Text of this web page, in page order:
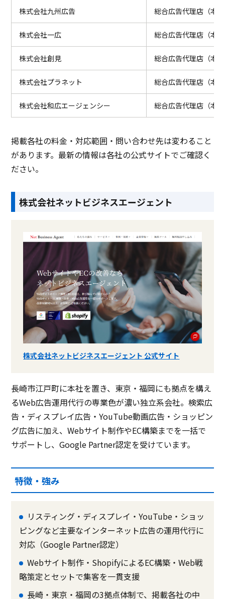
株式会社九州広告 総合広告代理店（本
株式会社一広 総合広告代理店（本
株式会社創見 総合広告代理店（本
株式会社プラネット 総合広告代理店（本
株式会社和広エージェンシー 総合広告代理店（本
掲載各社の料金・対応範囲・問い合わせ先は変わること
があります。最新の情報は各社の公式サイトでご確認く
ださい。
株式会社ネットビジネスエージェント
株式会社ネットビジネスエージェント 公式サイト
長崎市江戸町に本社を置き、東京・福岡にも拠点を構え
るWeb広告運用代行の専業色が濃い独立系会社。検索広
告・ディスプレイ広告・YouTube動画広告・ショッピン
グ広告に加え、Webサイト制作やEC構築までを一括で
サポートし、Google Partner認定を受けています。
特徴・強み
リスティング・ディスプレイ・YouTube・ショッ
ピングなど主要なインターネット広告の運用代行に
対応（Google Partner認定）
Webサイト制作・ShopifyによるEC構築・Web戦
略策定とセットで集客を一貫支援
長崎・東京・福岡の3拠点体制で、掲載各社の中